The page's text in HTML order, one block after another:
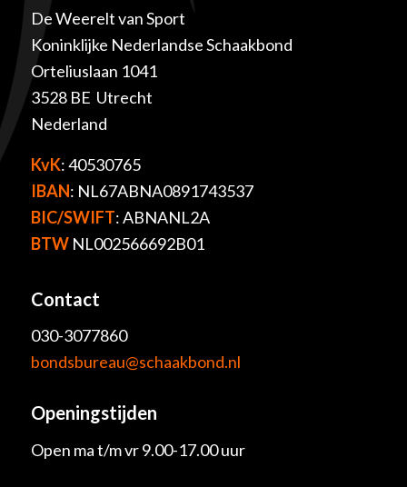
De Weerelt van Sport
Koninklijke Nederlandse Schaakbond
Orteliuslaan 1041
3528 BE Utrecht
Nederland
KvK: 40530765
IBAN: NL67ABNA0891743537
BIC/SWIFT: ABNANL2A
BTWNL002566692B01
Contact
030-3077860
bondsbureau@schaakbond.nl
Openingstijden
Open ma t/m vr 9.00-17.00 uur